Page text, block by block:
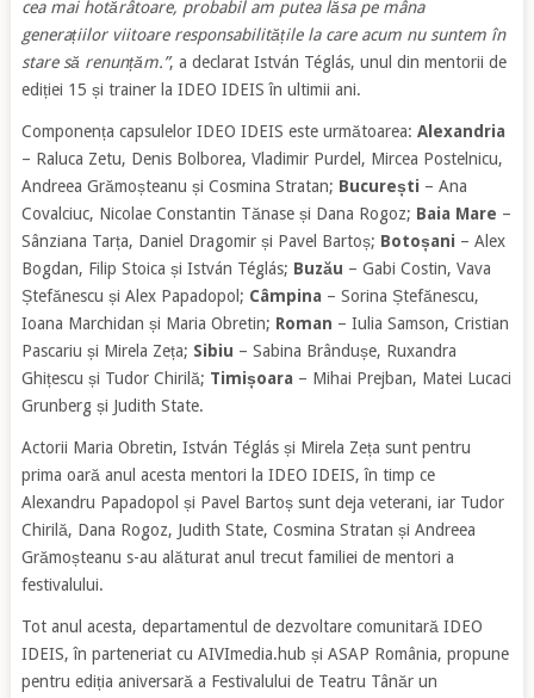
cea mai hotărâtoare, probabil am putea lăsa pe mâna
generațiilor viitoare responsabilitățile la care acum nu suntem în
stare să renunțăm.”, a declarat István Téglás, unul din mentorii de
ediției 15 și trainer la IDEO IDEIS în ultimii ani.
Componența capsulelor IDEO IDEIS este următoarea: Alexandria
– Raluca Zetu, Denis Bolborea, Vladimir Purdel, Mircea Postelnicu,
Andreea Grămoșteanu și Cosmina Stratan; București – Ana
Covalciuc, Nicolae Constantin Tănase și Dana Rogoz; Baia Mare –
Sânziana Tarța, Daniel Dragomir și Pavel Bartoș; Botoșani – Alex
Bogdan, Filip Stoica și István Téglás; Buzău – Gabi Costin, Vava
Ștefănescu și Alex Papadopol; Câmpina – Sorina Ștefănescu,
Ioana Marchidan și Maria Obretin; Roman – Iulia Samson, Cristian
Pascariu și Mirela Zeța; Sibiu – Sabina Brândușe, Ruxandra
Ghițescu și Tudor Chirilă; Timișoara – Mihai Prejban, Matei Lucaci
Grunberg și Judith State.
Actorii Maria Obretin, István Téglás și Mirela Zeța sunt pentru
prima oară anul acesta mentori la IDEO IDEIS, în timp ce
Alexandru Papadopol și Pavel Bartoș sunt deja veterani, iar Tudor
Chirilă, Dana Rogoz, Judith State, Cosmina Stratan și Andreea
Grămoșteanu s-au alăturat anul trecut familiei de mentori a
festivalului.
Tot anul acesta, departamentul de dezvoltare comunitară IDEO
IDEIS, în parteneriat cu AIVImedia.hub și ASAP România, propune
pentru ediția aniversară a Festivalului de Teatru Tânăr un